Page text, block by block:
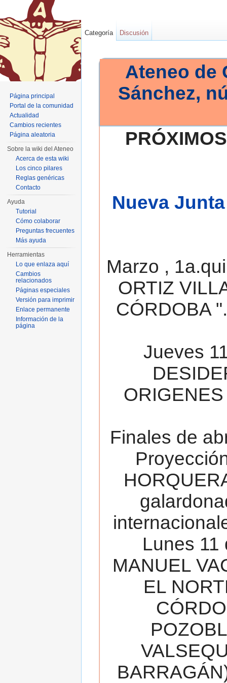
Ateneo de
Sánchez,
Nueva
Marzo ,
ORTIZ
CÓRDOBA
Jueves
Finales de
Lunes 11
MANUEL
EL
Categoría Discusión
Página principal
Portal de la comunidad
Actualidad
Cambios recientes
Página aleatoria
Sobre la wiki del Ateneo
Acerca de esta wiki
Los cinco pilares
Reglas genéricas
Contacto
Ayuda
Tutorial
Cómo colaborar
Preguntas frecuentes
Más ayuda
Herramientas
Lo que enlaza aquí
Cambios
relacionados
Páginas especiales
Versión para imprimir
Enlace permanente
Información de la
página